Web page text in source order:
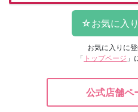
お気に入りに
「 トップページ 」
公式店舗ペ